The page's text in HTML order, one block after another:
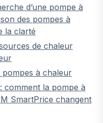
d’une pompe à
des pompes à
la clarté
de chaleur
pompes à chaleur
comment la pompe à
SmartPrice changent